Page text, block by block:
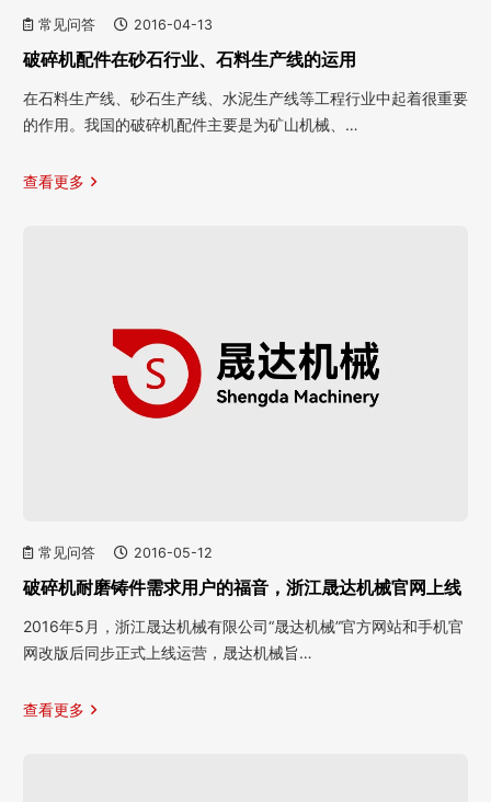
常见问答 2016-04-13
破碎机配件在砂石行业、石料生产线的运用
在石料生产线、砂石生产线、水泥生产线等工程行业中起着很重要
的作用。我国的破碎机配件主要是为矿山机械、…
查看更多
常见问答 2016-05-12
破碎机耐磨铸件需求用户的福音，浙江晟达机械官网上线
2016年5月，浙江晟达机械有限公司“晟达机械”官方网站和手机官
网改版后同步正式上线运营，晟达机械旨…
查看更多